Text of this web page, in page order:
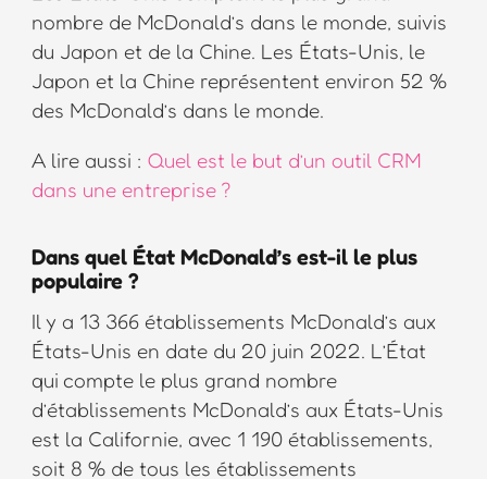
nombre de McDonald’s dans le monde, suivis
du Japon et de la Chine. Les États-Unis, le
Japon et la Chine représentent environ 52 %
des McDonald’s dans le monde.
A lire aussi : Quel est le but d’un outil CRM
dans une entreprise ?
Dans quel État McDonald’s est-il le plus
populaire ?
Il y a 13 366 établissements McDonald’s aux
États-Unis en date du 20 juin 2022. L’État
qui compte le plus grand nombre
d’établissements McDonald’s aux États-Unis
est la Californie, avec 1 190 établissements,
soit 8 % de tous les établissements